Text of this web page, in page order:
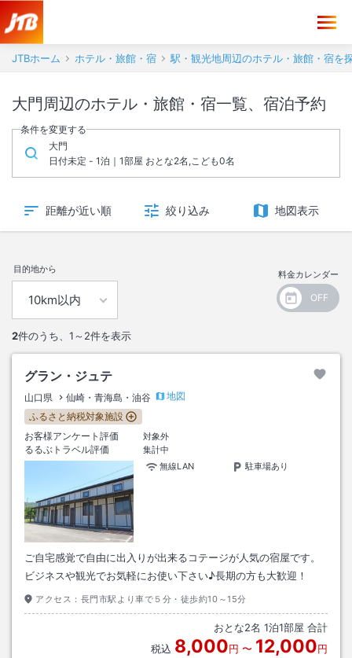
JTBホーム ホテル・旅館・宿 駅・観光地周辺のホテル・旅館・宿を
大門周辺のホテル・旅館・宿一覧、宿泊予約
条件を変更する
大門
日付未定 - 1泊｜1部屋 おとな2名,こども0名
距離が近い順 絞り込み 地図表示
目的地から 料金カレンダー
2件のうち、 1～2件を表示
グラン・ジュテ
山口県 仙崎・青海島・油谷
地図
ふるさと納税対象施設
お客様アンケート評価
対象外
るるぶトラベル評価
集計中
無線LAN
駐車場あり
ご自宅感覚で自由に出入りが出来るコテージが人気の宿屋です。
ビジネスや観光でお気軽にお使い下さい♪長期の方も大歓迎！
アクセス： 長門市駅より車で５分・徒歩約10～15分
おとな2名 1泊1部屋 合計
税込 8,000円 〜 12,000円